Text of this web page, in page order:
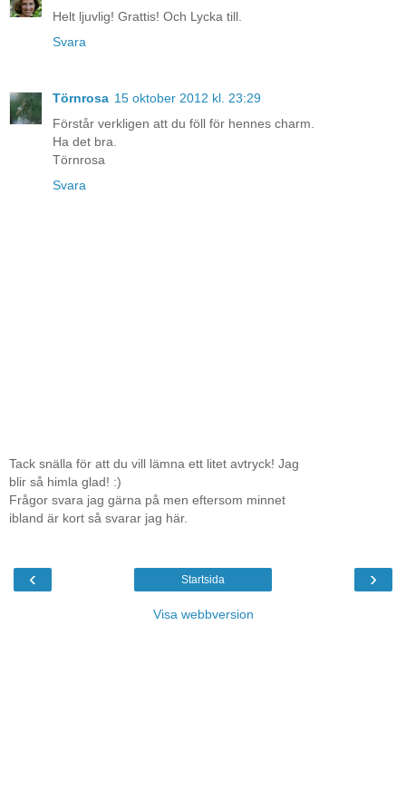
Helt ljuvlig! Grattis! Och Lycka till.
Svara
Törnrosa 15 oktober 2012 kl. 23:29
Förstår verkligen att du föll för hennes charm.
Ha det bra.
Törnrosa
Svara
Tack snälla för att du vill lämna ett litet avtryck! Jag
blir så himla glad! :)
Frågor svara jag gärna på men eftersom minnet
ibland är kort så svarar jag här.
‹ ›
Startsida
Visa webbversion